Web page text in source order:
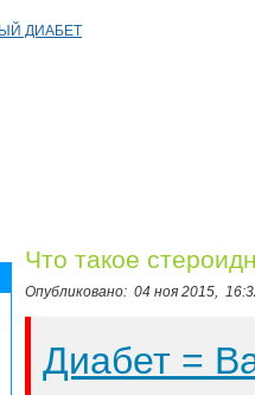
Что такое
Опубликовано: 04 ноя 2015,
Диабет =